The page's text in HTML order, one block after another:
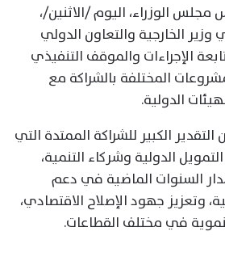
مجلس الوزراء، اليوم /الاثنين/،
وزير الخارجية والتعاون الدولي
الإجراءات والموقف التنفيذي
المختلفة بالشراكة مع
الدولية.
الكبير للشراكة الممتدة التي
الدولية وشركاء التنمية،
السنوات الماضية في دعم
وتعزيز جهود الإصلاح الاقتصادي،
في مختلف القطاعات.